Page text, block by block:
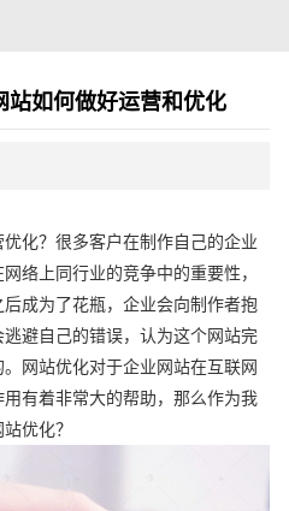
站如何做好运营和优化
化？很多客户在制作自己的企业
络上同行业的竞争中的重要性，
成为了花瓶，企业会向制作者抱
避自己的错误，认为这个网站完
网站优化对于企业网站在互联网
用有着非常大的帮助，那么作为我
优化？